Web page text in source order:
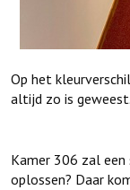
Op het
altijd zo is geweest.
Kamer 306 zal een
oplossen? Daar